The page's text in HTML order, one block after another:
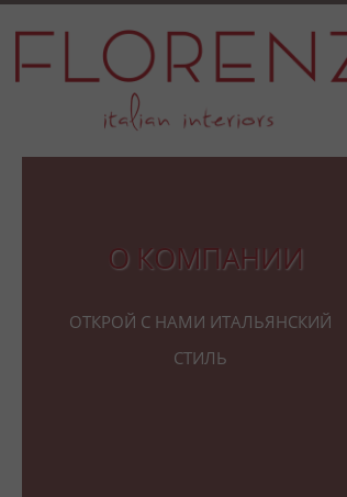
О компании
Открой с нами итальянский
стиль